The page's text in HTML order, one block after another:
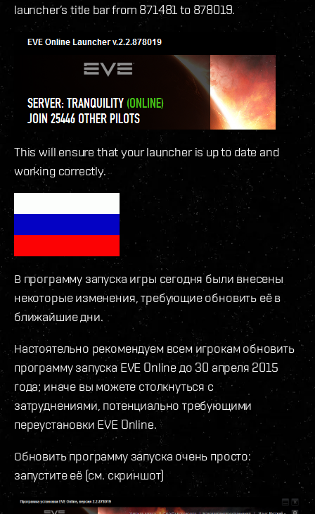
launcher’s title bar from 871481 to 878019.
This will ensure that your launcher is up to date and
working correctly.
В программу запуска игры сегодня были внесены
некоторые изменения, требующие обновить её в
ближайшие дни.
Настоятельно рекомендуем всем игрокам обновить
программу запуска EVE Online до 30 апреля 2015
года; иначе вы можете столкнуться с
затруднениями, потенциально требующими
переустановки EVE Online.
Обновить программу запуска очень просто:
запустите её (см. скриншот)